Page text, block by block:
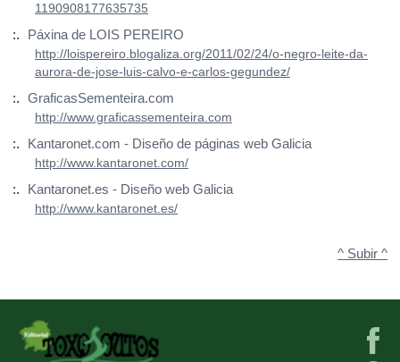
1190908177635735
:.
Páxina de LOIS PEREIRO
http://loispereiro.blogaliza.org/2011/02/24/o-negro-leite-da-
aurora-de-jose-luis-calvo-e-carlos-gegundez/
:.
GraficasSementeira.com
http://www.graficassementeira.com
:.
Kantaronet.com - Diseño de páginas web Galicia
http://www.kantaronet.com/
:.
Kantaronet.es - Diseño web Galicia
http://www.kantaronet.es/
^ Subir ^